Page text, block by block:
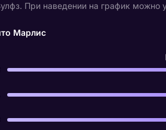
При наведении на график можно
Марлис